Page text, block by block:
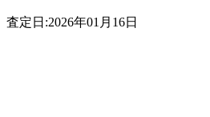
査定日:2026年01月16日